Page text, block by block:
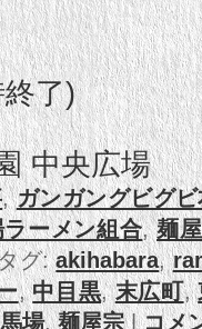
了)
中央広場
,ガンガングビグ
ーメン組合,麺
グ: akihabara,
,中目黒,末広町,
場,麺屋宗 |コメ